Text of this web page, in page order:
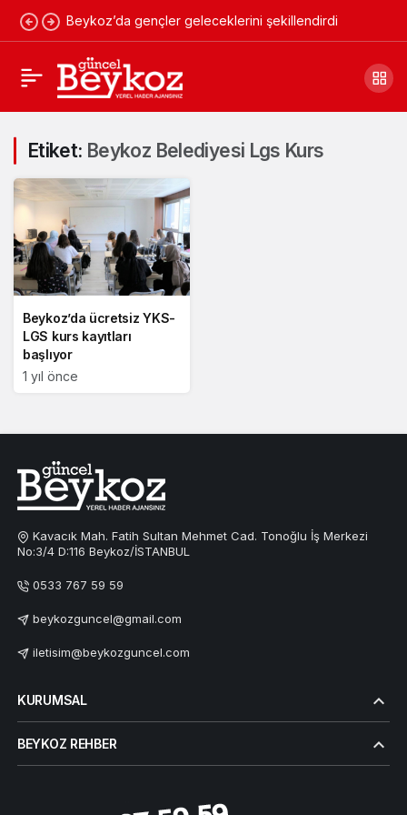
Beykoz’da gençler geleceklerini şekillendirdi
Etiket: Beykoz Belediyesi Lgs Kurs
Beykoz’da ücretsiz YKS-
LGS kurs kayıtları
başlıyor
1 yıl önce
Kavacık Mah. Fatih Sultan Mehmet Cad. Tonoğlu İş Merkezi
No:3/4 D:116 Beykoz/İSTANBUL
0533 767 59 59
beykozguncel@gmail.com
iletisim@beykozguncel.com
KURUMSAL
BEYKOZ REHBER